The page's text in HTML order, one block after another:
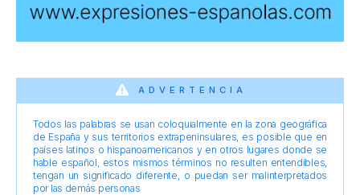
ADVERTENCIA
Todos las palabras se usan coloquialmente en la zona geográfica
de España y sus territorios extrapeninsulares, es posible que en
países latinos o hispanoamericanos y en otros lugares donde se
hable español, estos mismos términos no resulten entendibles,
tengan un significado diferente, o puedan ser malinterpretados
por las demás personas